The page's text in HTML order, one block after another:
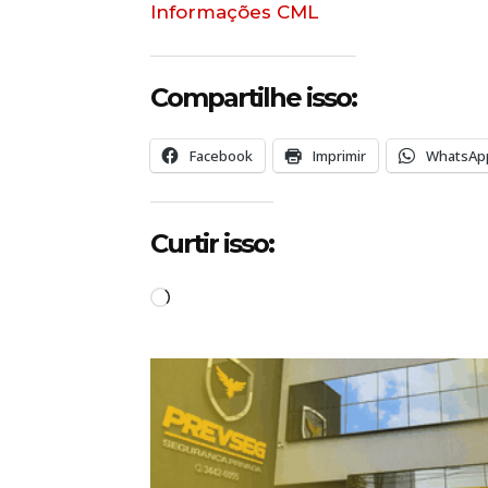
Informações CML
Compartilhe isso:
Facebook Imprimir
Curtir isso:
C
r
e
g